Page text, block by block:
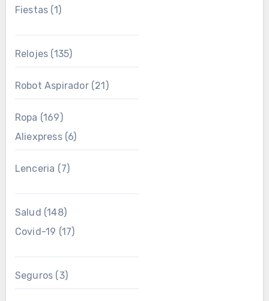
Fiestas (1)
Relojes (135)
Robot Aspirador(21)
Ropa (169)
Aliexpress(6)
Lenceria (7)
Salud (148)
Covid-19 (17)
Seguros (3)